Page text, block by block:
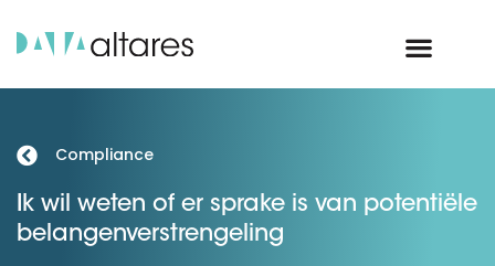
Compliance
Ik wil weten of er sprake is van potentiële
belangenverstrengeling